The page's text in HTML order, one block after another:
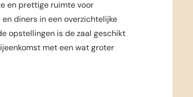
en prettige ruimte voor
diners in een overzichtelijke
opstellingen is de zaal geschikt
met een wat groter